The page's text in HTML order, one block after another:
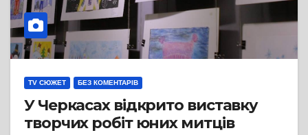
TV СЮЖЕТ БЕЗ КОМЕНТАРІВ
У Черкасах відкрито виставку
творчих робіт юних митців